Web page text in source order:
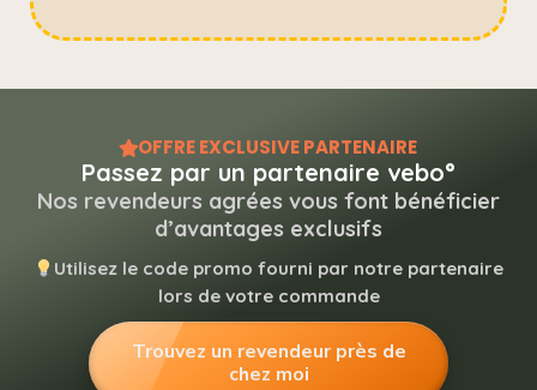
OFFRE EXCLUSIVE PARTENAIRE
Passez par un partenaire vebo°
Nos revendeurs agrées vous font bénéficier
d’avantages exclusifs
Utilisez le code promo fourni par notre partenaire
lors de votre commande
Trouvez un revendeur près de
chez moi